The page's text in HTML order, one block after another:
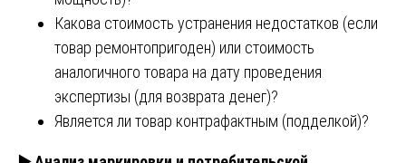
Какова стоимость устранения недостатков (если
товар ремонтопригоден) или стоимость
аналогичного товара на дату проведения
экспертизы (для возврата денег)?
Является ли товар контрафактным (подделкой)?